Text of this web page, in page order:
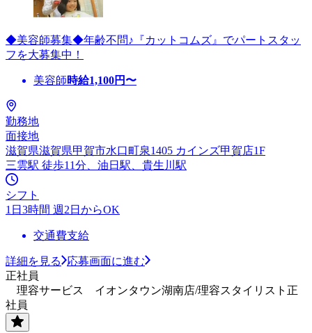
◆美容師募集◆年齢不問♪『カットコムズ』でパートスタッ
フを大募集中！
美容師時給1,100円〜
勤務地
面接地
滋賀県滋賀県甲賀市水口町泉1405 カインズ甲賀店1F
三雲駅 徒歩11分、油日駅、貴生川駅
シフト
1日3時間 週2日からOK
交通費支給
詳細を見る
応募画面に進む
正社員
理容サービス イオンタウン湖南店/理容スタイリスト正
社員